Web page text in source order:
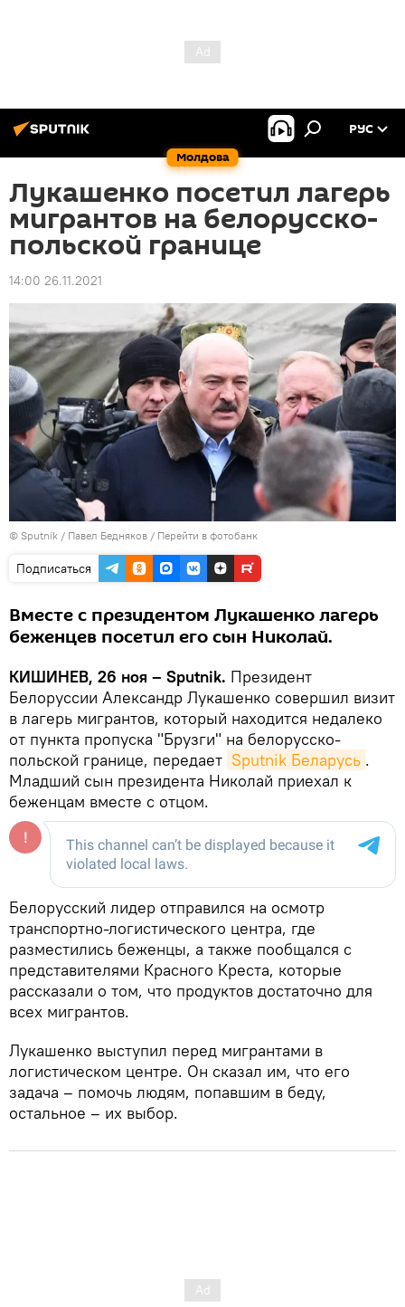
Молдова
РУС
Лукашенко посетил лагерь
мигрантов на белорусско-
польской границе
14:00 26.11.2021
© Sputnik / Павел Бедняков / Перейти в фотобанк
Подписаться
Вместе с президентом Лукашенко лагерь
беженцев посетил его сын Николай.
КИШИНЕВ, 26 ноя – Sputnik. Президент
Белоруссии Александр Лукашенко совершил визит
в лагерь мигрантов, который находится недалеко
от пункта пропуска "Брузги" на белорусско-
польской границе, передает Sputnik Беларусь .
Младший сын президента Николай приехал к
беженцам вместе с отцом.
Белорусский лидер отправился на осмотр
транспортно-логистического центра, где
разместились беженцы, а также пообщался с
представителями Красного Креста, которые
рассказали о том, что продуктов достаточно для
всех мигрантов.
Лукашенко выступил перед мигрантами в
логистическом центре. Он сказал им, что его
задача – помочь людям, попавшим в беду,
остальное – их выбор.